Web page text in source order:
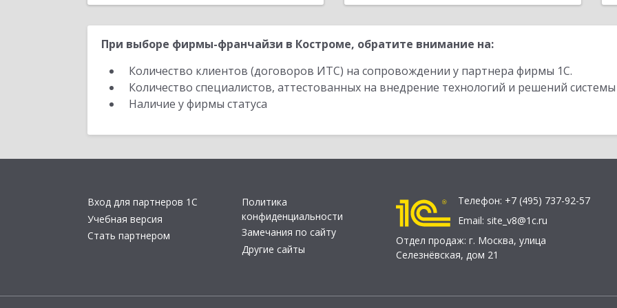
При выборе фирмы-франчайзи в Костроме, обратите внимание на:
Количество клиентов (договоров ИТС) на сопровождении у партнера фирмы 1С.
Количество специалистов, аттестованных на внедрение технологий и решений
Наличие у фирмы статуса
Вход для партнеров 1С
Учебная версия
Стать партнером
Политика
конфиденциальности
Замечания по сайту
Другие сайты
Телефон: +7 (495) 737-92-57
Email: site_v8@1c.ru
Отдел продаж: г. Москва, улица
Селезнёвская, дом 21